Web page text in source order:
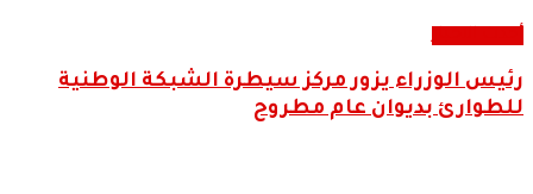
رئيس الوزراء يزور مركز سيطرة الشبكة الوطنية
للطوارئ بديوان عام مطروح